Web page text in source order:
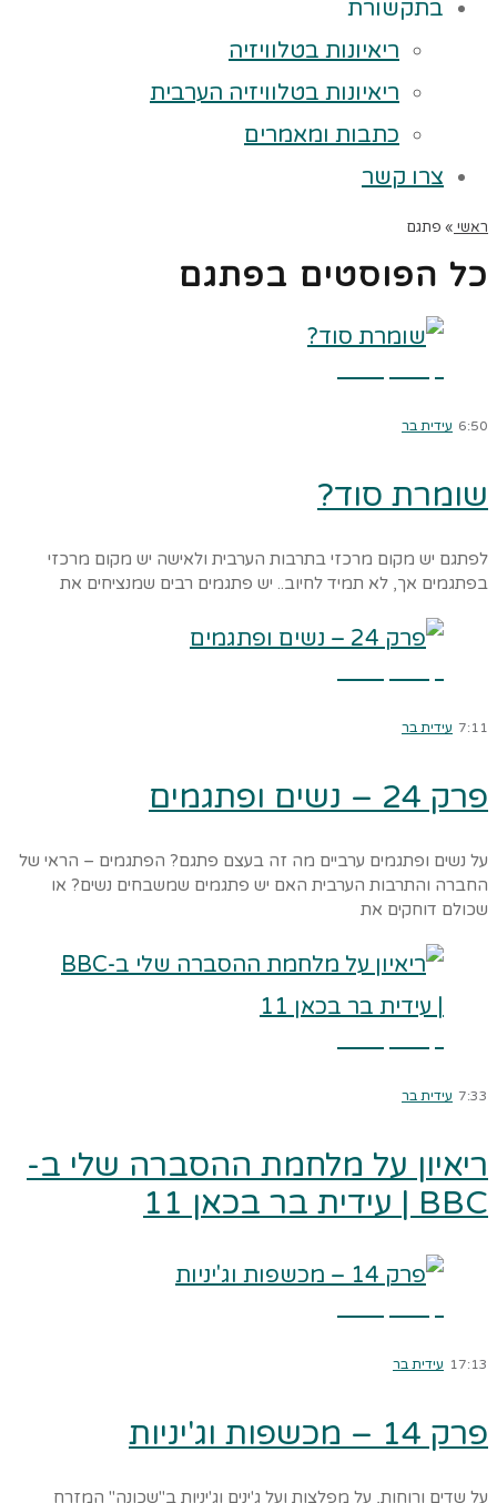
בתקשורת
ריאיונות בטלוויזיה
ריאיונות בטלוויזיה הערבית
כתבות ומאמרים
צרו קשר
ראשי » פתגם
כל הפוסטים בפתגם
6:50 עידית בר
שומרת סוד?
לפתגם יש מקום מרכזי בתרבות הערבית ולאישה יש מקום מרכזי
בפתגמים אך, לא תמיד לחיוב.. יש פתגמים רבים שמנציחים את
7:11 עידית בר
פרק 24 – נשים ופתגמים
על נשים ופתגמים ערביים מה זה בעצם פתגם? הפתגמים – הראי של
החברה והתרבות הערבית האם יש פתגמים שמשבחים נשים? או
שכולם דוחקים את
7:33 עידית בר
ריאיון על מלחמת ההסברה שלי ב-
BBC | עידית בר בכאן 11
17:13 עידית בר
פרק 14 – מכשפות וג'יניות
על שדים ורוחות, על מפלצות ועל ג'ינים וג'יניות ב"שכונה" המזרח